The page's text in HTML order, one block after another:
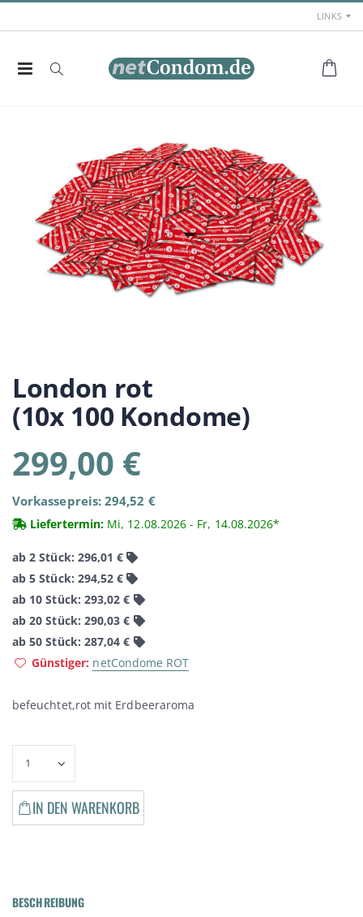
LINKS
London rot
(10x 100 Kondome)
299,00 €
Vorkassepreis: 294,52 €
Liefertermin: Mi, 12.08.2026 - Fr, 14.08.2026*
ab 2 Stück: 296,01 €
ab 5 Stück: 294,52 €
ab 10 Stück: 293,02 €
ab 20 Stück: 290,03 €
ab 50 Stück: 287,04 €
Günstiger: netCondome ROT
befeuchtet,rot mit Erdbeeraroma
IN DEN WARENKORB
BESCHREIBUNG